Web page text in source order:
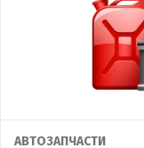
АВТОЗАПЧАСТИ